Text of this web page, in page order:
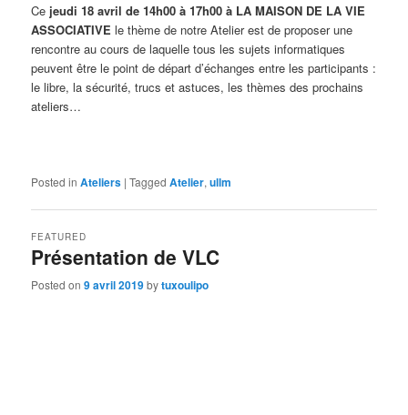
Ce jeudi 18 avril de 14h00 à 17h00à LA MAISON DE LA VIE
ASSOCIATIVE le thème de notre Atelier est de proposer une
rencontre au cours de laquelle tous les sujets informatiques
peuvent être le point de départ d’échanges entre les participants :
le libre, la sécurité, trucs et astuces, les thèmes des prochains
ateliers…
Posted in Ateliers |Tagged Atelier,ullm
Présentation de VLC
FEATURED
Posted on9 avril 2019bytuxoulipo